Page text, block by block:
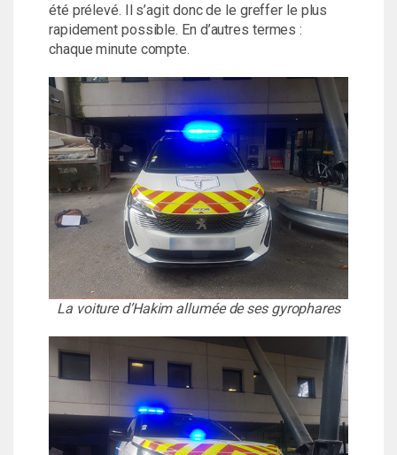
été prélevé. Il s’agit donc de le greffer le plus
rapidement possible. En d’autres termes :
chaque minute compte.
La voiture d’Hakim allumée de ses gyrophares